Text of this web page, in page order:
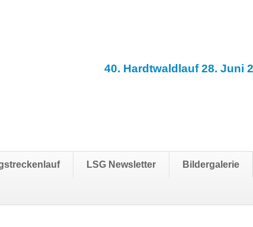
40. Hardtwaldlauf 28. Juni
LSG Newsletter Bildergalerie